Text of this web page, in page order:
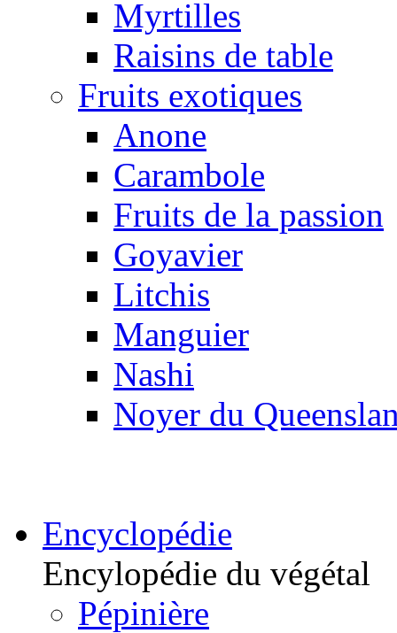
Myrtilles
Raisins de table
Fruits exotiques
Anone
Carambole
Fruits de la passion
Goyavier
Litchis
Manguier
Nashi
Noyer du
Encyclopédie
Encylopédie du végétal
Pépinière